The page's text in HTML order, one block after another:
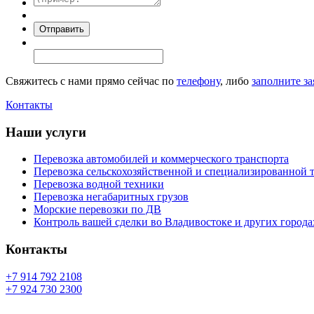
Свяжитесь с нами прямо сейчас по телефону, либо заполните
Контакты
Наши услуги
Перевозка автомобилей и коммерческого транспорта
Перевозка сельскохозяйственной и специализированной
Перевозка водной техники
Перевозка негабаритных грузов
Морские перевозки по ДВ
Контроль вашей сделки во Владивостоке и других
Контакты
+7 914 792 2108
+7 924 730 2300